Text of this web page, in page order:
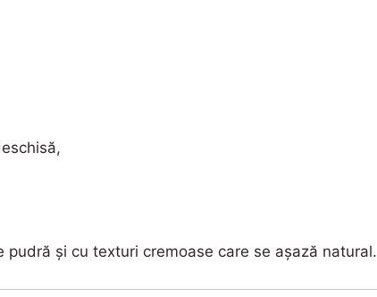
și cu texturi cremoase care se așază natural.